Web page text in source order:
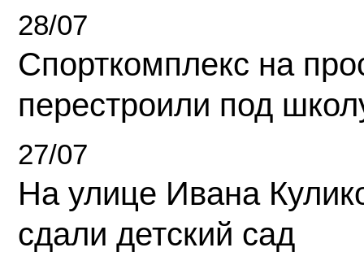
28/07
Спорткомплекс на
перестроили под
27/07
На улице Ивана
сдали детский сад